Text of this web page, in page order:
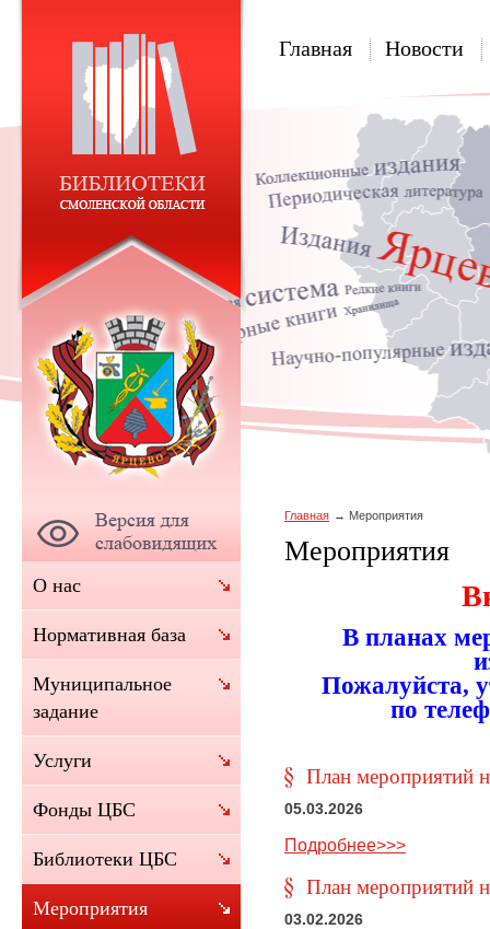
Главная Новости
Главная Мероприятия
Мероприятия
В планах
Пожалуйста,
по
План мероприятий
05.03.2026
Подробнее>>>
План мероприятий
03.02.2026
О нас
Нормативная база
Муниципальное
задание
Услуги
Фонды ЦБС
Библиотеки ЦБС
Мероприятия